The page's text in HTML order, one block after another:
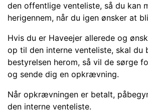
den offentlige venteliste, så du kan
herigennem, når du igen ønsker at
Hvis du er Haveejer allerede og
op til den interne venteliste, skal du
bestyrelsen herom, så vil de sørge
og sende dig en opkrævning.
Når opkrævningen er betalt,
den interne venteliste.